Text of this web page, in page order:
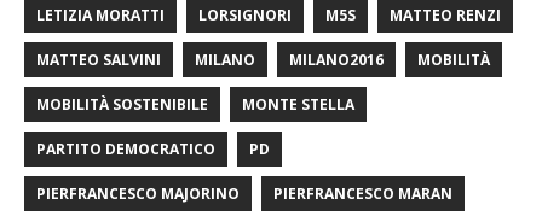
LETIZIA MORATTI LORSIGNORI M5S MATTEO RENZI
MATTEO SALVINI MILANO MILANO2016 MOBILITÀ
MOBILITÀ SOSTENIBILE MONTE STELLA
PARTITO DEMOCRATICO PD
PIERFRANCESCO MAJORINO PIERFRANCESCO MARAN